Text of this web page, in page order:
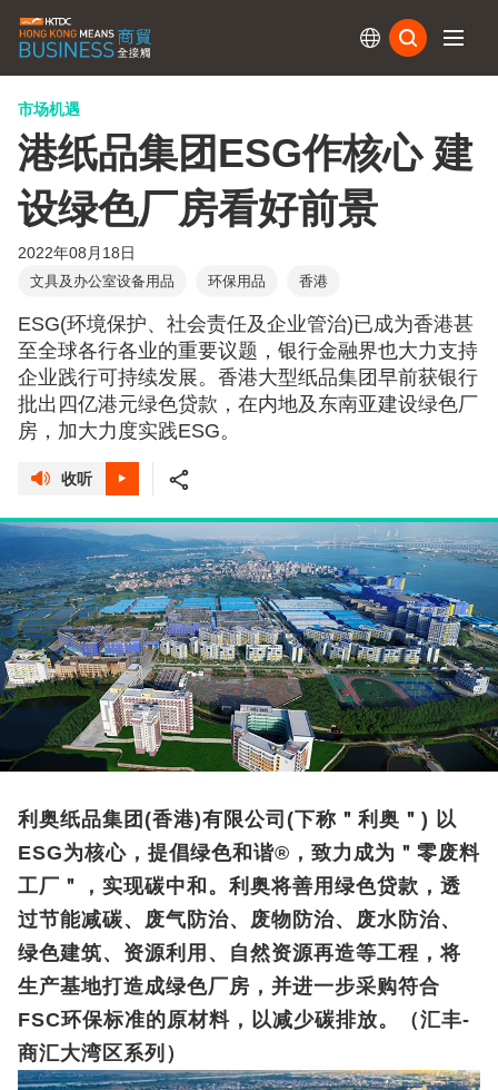
市场机遇
港纸品集团ESG作核心 建
设绿色厂房看好前景
2022年08月18日
文具及办公室设备用品 环保用品 香港
ESG(环境保护、社会责任及企业管治)已成为香港甚
至全球各行各业的重要议题，银行金融界也大力支持
企业践行可持续发展。香港大型纸品集团早前获银行
批出四亿港元绿色贷款，在内地及东南亚建设绿色厂
房，加大力度实践ESG。
收听
利奥纸品集团(香港)有限公司(下称＂利奥＂) 以
ESG为核心，提倡绿色和谐®，致力成为＂零废料
工厂＂，实现碳中和。利奥将善用绿色贷款，透
过节能减碳、废气防治、废物防治、废水防治、
绿色建筑、资源利用、自然资源再造等工程，将
生产基地打造成绿色厂房，并进一步采购符合
FSC环保标准的原材料，以减少碳排放。（汇丰-
商汇大湾区系列）